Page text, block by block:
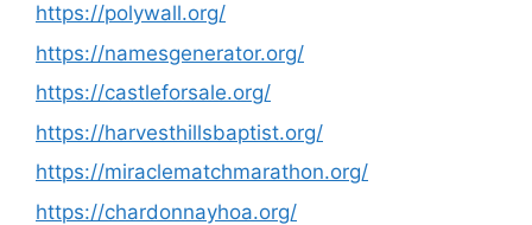
https://polywall.org/
https://namesgenerator.org/
https://castleforsale.org/
https://harvesthillsbaptist.org/
https://miraclematchmarathon.org/
https://chardonnayhoa.org/